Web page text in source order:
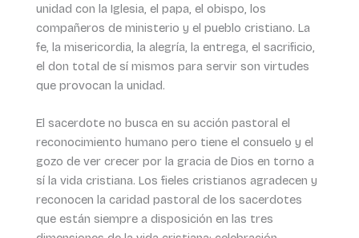
unidad con la Iglesia, el papa, el obispo, los
compañeros de ministerio y el pueblo cristiano. La
fe, la misericordia, la alegría, la entrega, el sacrificio,
el don total de sí mismos para servir son virtudes
que provocan la unidad.
El sacerdote no busca en su acción pastoral el
reconocimiento humano pero tiene el consuelo y el
gozo de ver crecer por la gracia de Dios en torno a
sí la vida cristiana. Los fieles cristianos agradecen y
reconocen la caridad pastoral de los sacerdotes
que están siempre a disposición en las tres